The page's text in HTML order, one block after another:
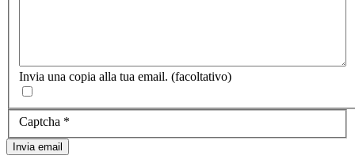
Invia una copia alla tua email. (facoltativo)
Captcha *
Invia email